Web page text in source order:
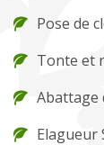
Pose de
Tonte et
Abattage
Elagueur